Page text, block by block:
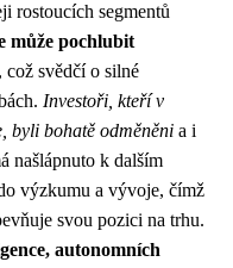
rostoucích segmentů
může pochlubit
, což svědčí o silné
Investoři, kteří v
byli bohatě odměněni a i
našlápnuto k dalším
výzkumu a vývoje, čímž
svou pozici na trhu.
autonomních